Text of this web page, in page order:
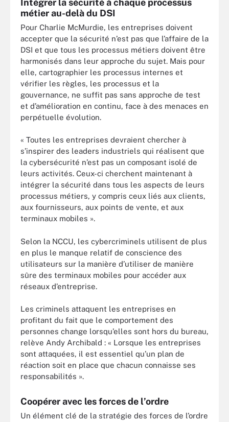
Intégrer la sécurité à chaque processus
métier au-delà du DSI
Pour Charlie McMurdie, les entreprises doivent
accepter que la sécurité n’est pas que l’affaire de la
DSI et que tous les processus métiers doivent être
harmonisés dans leur approche du sujet. Mais pour
elle, cartographier les processus internes et
vérifier les règles, les processus et la
gouvernance, ne suffit pas sans approche de test
et d’amélioration en continu, face à des menaces en
perpétuelle évolution.
« Toutes les entreprises devraient chercher à
s’inspirer des leaders industriels qui réalisent que
la cybersécurité n’est pas un composant isolé de
leurs activités. Ceux-ci cherchent maintenant à
intégrer la sécurité dans tous les aspects de leurs
processus métiers, y compris ceux liés aux clients,
aux fournisseurs, aux points de vente, et aux
terminaux mobiles ».
Selon la NCCU, les cybercriminels utilisent de plus
en plus le manque relatif de conscience des
utilisateurs sur la manière d’utiliser de manière
sûre des terminaux mobiles pour accéder aux
réseaux d’entreprise.
Les criminels attaquent les entreprises en
profitant du fait que le comportement des
personnes change lorsqu’elles sont hors du bureau,
relève Andy Archibald : « Lorsque les entreprises
sont attaquées, il est essentiel qu’un plan de
réaction soit en place que chacun connaisse ses
responsabilités ».
Coopérer avec les forces de l’ordre
Un élément clé de la stratégie des forces de l’ordre